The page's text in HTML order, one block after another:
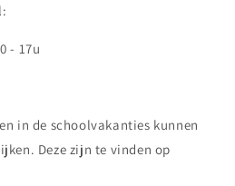
- 17u
in de schoolvakanties kunnen
Deze zijn te vinden op